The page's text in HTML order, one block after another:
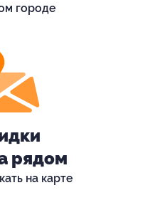
городе
рядом
на карте